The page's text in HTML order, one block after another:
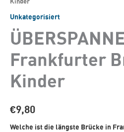
Unkategorisiert
Frankfurter
Kinder
€9,80
Welche ist die längste Brücke in